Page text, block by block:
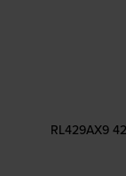
RL429AX9